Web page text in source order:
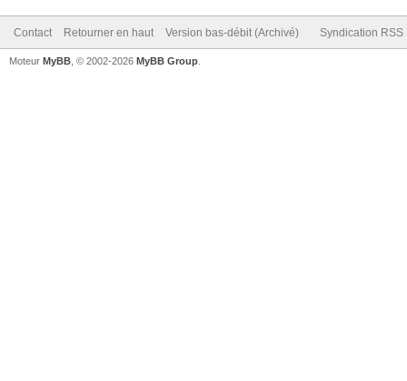
Contact Retourner en haut Version bas-débit (Archivé) Syndication RSS
Moteur MyBB , © 2002-2026 MyBB Group